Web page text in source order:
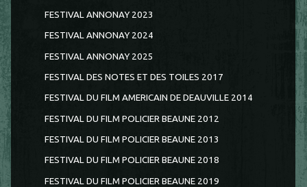
FESTIVAL ANNONAY 2023
FESTIVAL ANNONAY 2024
FESTIVAL ANNONAY 2025
FESTIVAL DES NOTES ET DES TOILES 2017
FESTIVAL DU FILM AMERICAIN DE DEAUVILLE 2014
FESTIVAL DU FILM POLICIER BEAUNE 2012
FESTIVAL DU FILM POLICIER BEAUNE 2013
FESTIVAL DU FILM POLICIER BEAUNE 2018
FESTIVAL DU FILM POLICIER BEAUNE 2019